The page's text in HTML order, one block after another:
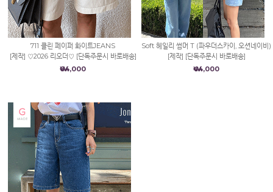
711 클린 페이퍼 화이트JEANS
[제작] ♡2026 리오더♡ [단독주문시 바로배송]
₩64,000
Soft 헤일리 썸머 T (파우더스카이, 오션네이비)
[제작] [단독주문시 바로배송]
₩44,000